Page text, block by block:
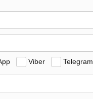
Viber Telegram